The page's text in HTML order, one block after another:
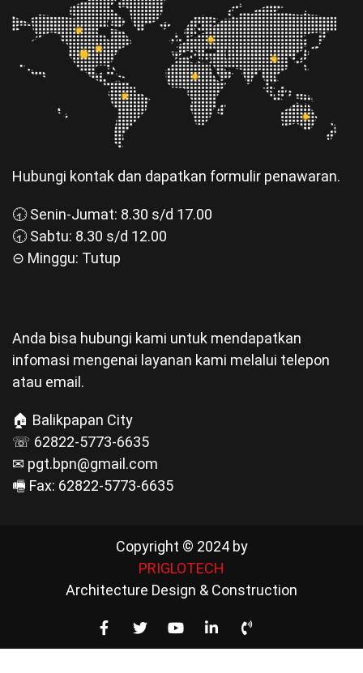
Hubungi kontak dan dapatkan formulir penawaran.
🕣 Senin-Jumat: 8.30 s/d 17.00
🕣 Sabtu: 8.30 s/d 12.00
⊝ Minggu: Tutup
Anda bisa hubungi kami untuk mendapatkan
infomasi mengenai layanan kami melalui telepon
atau email.
🏠 Balikpapan City
☏ 62822-5773-6635
✉ pgt.bpn@gmail.com
🖷 Fax: 62822-5773-6635
Copyright © 2024 by
PRIGLOTECH
Architecture Design & Construction